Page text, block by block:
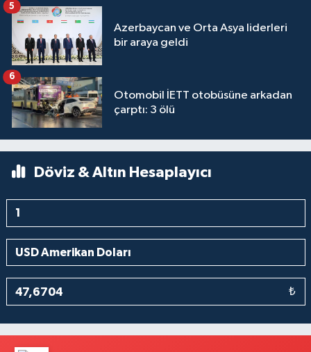
Azerbaycan ve Orta Asya liderleri
bir araya geldi
5
Otomobil İETT otobüsüne arkadan
çarptı: 3 ölü
6
Döviz & Altın Hesaplayıcı
₺